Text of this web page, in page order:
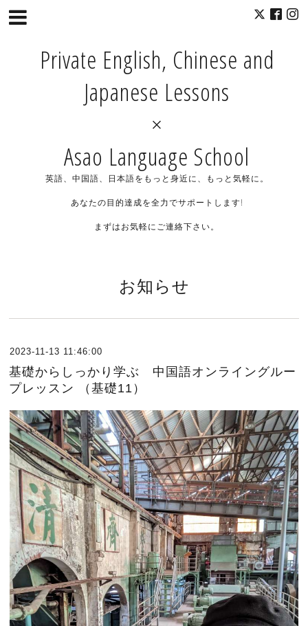
Private English, Chinese and
Japanese Lessons
×
Asao Language School
英語、中国語、日本語をもっと身近に、もっと気軽に。
あなたの目的達成を全力でサポートします!
まずはお気軽にご連絡下さい。
お知らせ
2023-11-13 11:46:00
基礎からしっかり学ぶ 中国語オンライングルー
プレッスン （基礎11）